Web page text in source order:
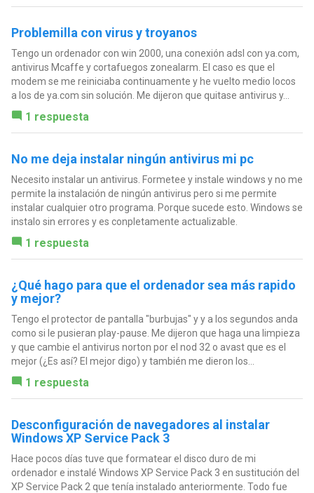
Problemilla con virus y troyanos
Tengo un ordenador con win 2000, una conexión adsl con ya.com,
antivirus Mcaffe y cortafuegos zonealarm. El caso es que el
modem se me reiniciaba continuamente y he vuelto medio locos
a los de ya.com sin solución. Me dijeron que quitase antivirus y...
1 respuesta
No me deja instalar ningún antivirus mi pc
Necesito instalar un antivirus. Formetee y instale windows y no me
permite la instalación de ningún antivirus pero si me permite
instalar cualquier otro programa. Porque sucede esto. Windows se
instalo sin errores y es conpletamente actualizable.
1 respuesta
¿Qué hago para que el ordenador sea más rapido
y mejor?
Tengo el protector de pantalla "burbujas" y y a los segundos anda
como si le pusieran play-pause. Me dijeron que haga una limpieza
y que cambie el antivirus norton por el nod 32 o avast que es el
mejor (¿Es así? El mejor digo) y también me dieron los...
1 respuesta
Desconfiguración de navegadores al instalar
Windows XP Service Pack 3
Hace pocos días tuve que formatear el disco duro de mi
ordenador e instalé Windows XP Service Pack 3 en sustitución del
XP Service Pack 2 que tenía instalado anteriormente. Todo fue